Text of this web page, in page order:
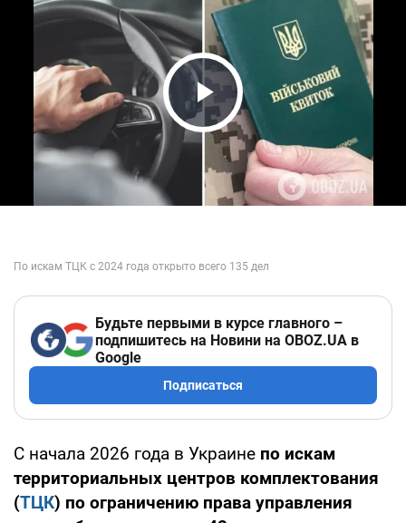
Play Video
Будьте первыми в курсе главного –
подпишитесь на Новини на OBOZ.UA в
Google
Подписаться
С начала 2026 года в Украине по искам
территориальных центров комплектования
(ТЦК) по ограничению права управления